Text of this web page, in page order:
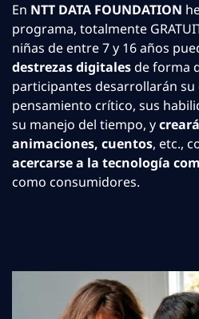
En NTT DATA FOUNDATION
programa, totalmente
niñas de entre 7 y 16 años
destrezas digitalesde forma
participantes desarrollarán su
pensamiento crítico, sus
su manejo del tiempo, y
animaciones, cuentos, etc.,
acercarse a la tecnología
como consumidores.